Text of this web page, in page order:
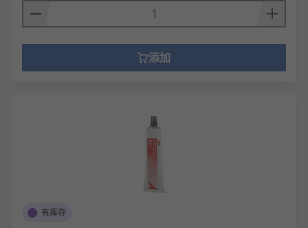
添加
有库存